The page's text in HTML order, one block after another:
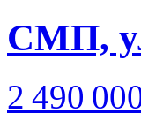
СМП,
2 490